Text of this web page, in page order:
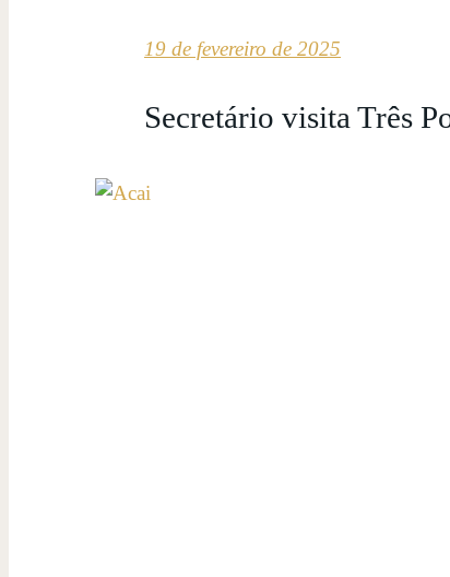
19 de fevereiro de 2025
Secretário visita Três